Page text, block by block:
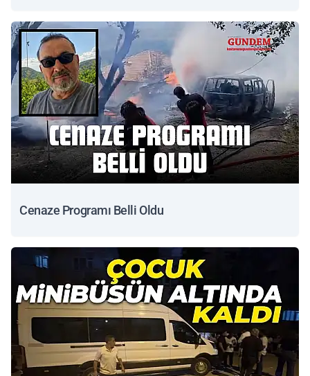
Cenaze Programı Belli Oldu